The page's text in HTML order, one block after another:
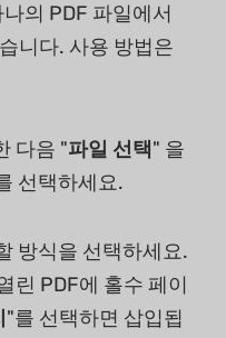
의 PDF 파일에서
니다. 사용 방법은
다음 "파일 선택" 을
선택하세요.
방식을 선택하세요.
린 PDF에 홀수 페이
"를 선택하면 삽입됩